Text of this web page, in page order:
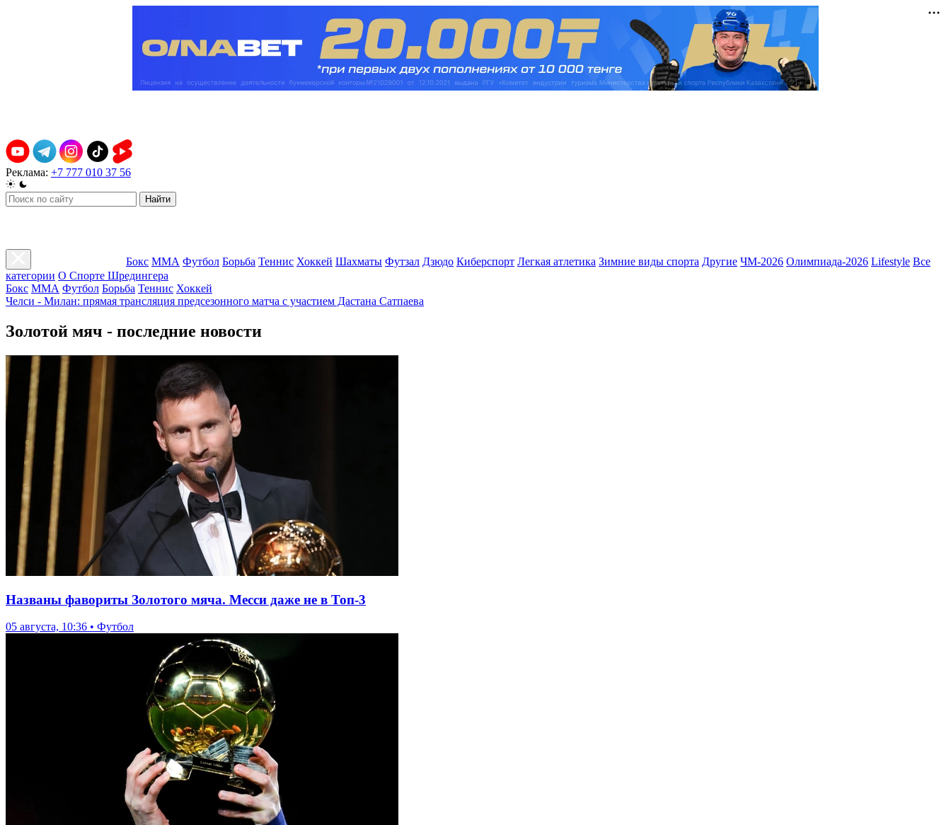
Реклама: +7 777 010 37 56
Найти
Бокс ММА Футбол Борьба Теннис Хоккей Шахматы Футзал Дзюдо Киберспорт Легкая атлетика Зимние виды спорта Другие ЧМ-2026 Олимпиада-2026 Lifestyle Все
категории О Спорте Шредингера
Бокс ММА Футбол Борьба Теннис Хоккей
Челси - Милан: прямая трансляция предсезонного матча с участием Дастана Сатпаева
Золотой мяч - последние новости
Названы фавориты Золотого мяча. Месси даже не в Топ-3
05 августа, 10:36 • Футбол